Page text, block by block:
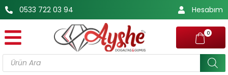
İçeriğe
atla
0533 722 03 94 Hesabım
0
Products
search